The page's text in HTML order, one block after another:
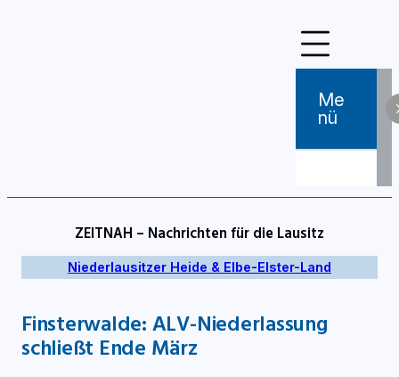
Me
Nü
ZEITNAH – Nachrichten für die Lausitz
Niederlausitzer Heide & Elbe-Elster-Land
Finsterwalde: ALV-Niederlassung
schließt Ende März